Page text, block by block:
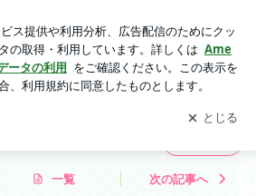
て ブログの更新通知
を受け取りまし
開く
一覧 次の記事へ